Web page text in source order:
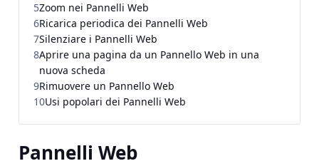
Pannelli Web
5Zoom nei Pannelli Web
6Ricarica periodica dei Pannelli Web
7Silenziare i Pannelli Web
8Aprire una pagina da un Pannello Web in una
nuova scheda
9Rimuovere un Pannello Web
10Usi popolari dei Pannelli Web